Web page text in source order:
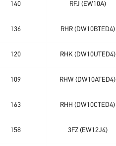
140 RFJ (EW10A)
136 RHR (DW10BTED4)
120 RHK (DW10UTED4)
109 RHW (DW10ATED4)
163 RHH (DW10CTED4)
158 3FZ (EW12J4)